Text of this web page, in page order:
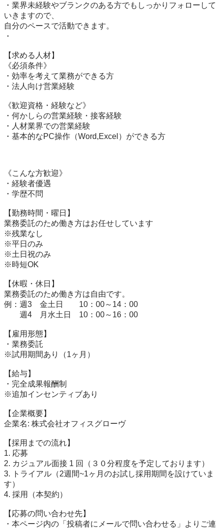
・業界未経験やブランクのある方でもしっかりフォローして
いきますので、
自分のペースで活動できます。
・
【求める人材】
《必須条件》
・効率を考えて業務ができる方
・法人向け営業経験
《歓迎資格・経験など》
・何かしらの営業経験・接客経験
・人材業界での営業経験
・基本的なPC操作（Word,Excel）ができる方
《こんな方歓迎》
・経験者優遇
・学歴不問
【勤務時間・曜日】
業務委託のため働き方はお任せしています
※残業なし
※平日のみ
※土日祝のみ
※時短OK
【休暇・休日】
業務委託のため働き方は自由です。
例：週3　金土日　　10：00～14：00
週4　月水土日　10：00～16：00
【雇用形態】
・業務委託
※試用期間あり（1ヶ月）
【給与】
・完全成果報酬制
※追加インセンティブあり
【企業概要】
企業名: 株式会社オフィスグローヴ
【採用までの流れ】
1. 応募
2. カジュアル面接 1 回（３０分程度を予定しております）
3. トライアル（2週間~1ヶ月のお試し採用期間を設けていま
す）
4. 採用（本契約）
【応募の問い合わせ先】
・本ページ内の「投稿者にメールで問い合わせる」よりご連